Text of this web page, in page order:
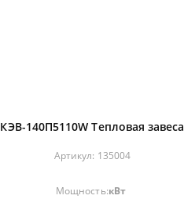
КЭВ-140П5110W Тепловая завеса
Артикул: 135004
Мощность:кВт